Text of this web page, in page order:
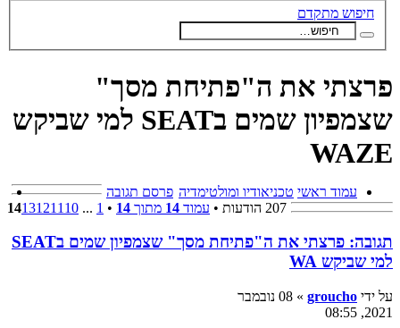
חיפוש מתקדם
פרצתי את ה"פתיחת מסך"
שצמפיון שמים בSEAT למי שביקש
WAZE
עמוד ראשי טכניאודיו ומולטימדיה פרסם תגובה
207 הודעות •
עמוד 14 מתוך 14
•
1
...
10
11
12
13
14
תגובה: פרצתי את ה"פתיחת מסך" שצמפיון שמים בSEAT
למי שביקש WA
על ידי groucho
» 08 נובמבר
2021, 08:55